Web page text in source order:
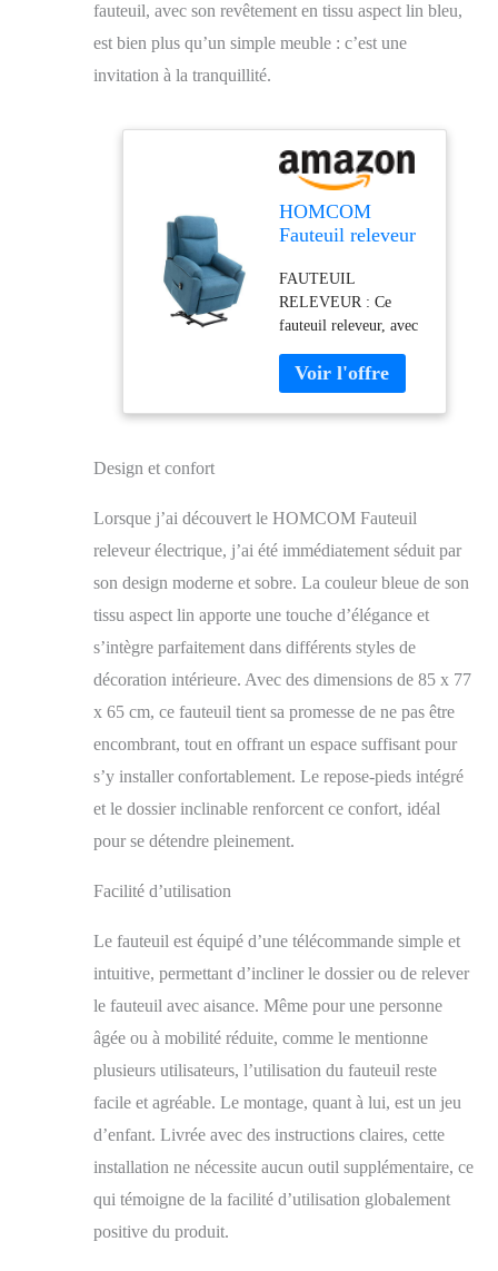
fauteuil, avec son revêtement en tissu aspect lin bleu,
est bien plus qu’un simple meuble : c’est une
invitation à la tranquillité.
HOMCOM
Fauteuil releveur
inclinable 120kg
Bleu
FAUTEUIL
RELEVEUR : Ce
fauteuil releveur, avec
soulèvement allant
jusqu'à 70°, est conçu
pour fournir un soutien
pour les seniors ou
problèmes de mobilité.
INCLINABLE : Ce
fauteuil inclinable peut
n'importe quelle
position par la
160 degrés. Idéal pour
lire, regarder la
télévision ou faire une
intégré vous permet
d'étirer vos jambes et
UTILISER AVEC LA
ET LA POCHE
LATÉRALE :
de votre fauteuil relax
de salon à l'aide de la
télécommande filaire
relaxation comprend
une poche latérale pour
ranger la
télécommande et
Design et confort
Lorsque j’ai découvert le HOMCOM Fauteuil
releveur électrique, j’ai été immédiatement séduit par
son design moderne et sobre. La couleur bleue de son
tissu aspect lin apporte une touche d’élégance et
s’intègre parfaitement dans différents styles de
décoration intérieure. Avec des dimensions de 85 x 77
x 65 cm, ce fauteuil tient sa promesse de ne pas être
encombrant, tout en offrant un espace suffisant pour
s’y installer confortablement. Le repose-pieds intégré
et le dossier inclinable renforcent ce confort, idéal
pour se détendre pleinement.
Facilité d’utilisation
Le fauteuil est équipé d’une télécommande simple et
intuitive, permettant d’incliner le dossier ou de relever
le fauteuil avec aisance. Même pour une personne
âgée ou à mobilité réduite, comme le mentionne
plusieurs utilisateurs, l’utilisation du fauteuil reste
facile et agréable. Le montage, quant à lui, est un jeu
d’enfant. Livrée avec des instructions claires, cette
installation ne nécessite aucun outil supplémentaire, ce
qui témoigne de la facilité d’utilisation globalement
positive du produit.